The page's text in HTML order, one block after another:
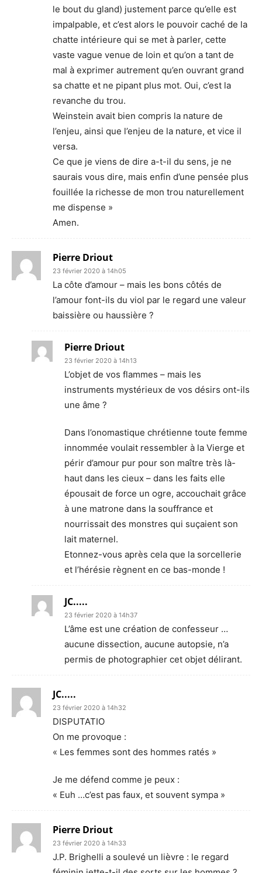
le bout du gland) justement parce qu’elle est
impalpable, et c’est alors le pouvoir caché de la
chatte intérieure qui se met à parler, cette
vaste vague venue de loin et qu’on a tant de
mal à exprimer autrement qu’en ouvrant grand
sa chatte et ne pipant plus mot. Oui, c’est la
revanche du trou.
Weinstein avait bien compris la nature de
l’enjeu, ainsi que l’enjeu de la nature, et vice il
versa.
Ce que je viens de dire a-t-il du sens, je ne
saurais vous dire, mais enfin d’une pensée plus
fouillée la richesse de mon trou naturellement
me dispense »
Amen.
Pierre Driout
23 février 2020 à 14h05
La côte d’amour – mais les bons côtés de
l’amour font-ils du viol par le regard une valeur
baissière ou haussière ?
Pierre Driout
23 février 2020 à 14h13
L’objet de vos flammes – mais les
instruments mystérieux de vos désirs ont-ils
une âme ?
Dans l’onomastique chrétienne toute femme
innommée voulait ressembler à la Vierge et
périr d’amour pur pour son maître très là-
haut dans les cieux – dans les faits elle
épousait de force un ogre, accouchait grâce
à une matrone dans la souffrance et
nourrissait des monstres qui suçaient son
lait maternel.
Etonnez-vous après cela que la sorcellerie
et l’hérésie règnent en ce bas-monde !
JC.....
23 février 2020 à 14h37
L’âme est une création de confesseur …
aucune dissection, aucune autopsie, n’a
permis de photographier cet objet délirant.
JC.....
23 février 2020 à 14h32
DISPUTATIO
On me provoque :
« Les femmes sont des hommes ratés »
Je me défend comme je peux :
« Euh …c’est pas faux, et souvent sympa »
Pierre Driout
23 février 2020 à 14h33
J.P. Brighelli a soulevé un lièvre : le regard